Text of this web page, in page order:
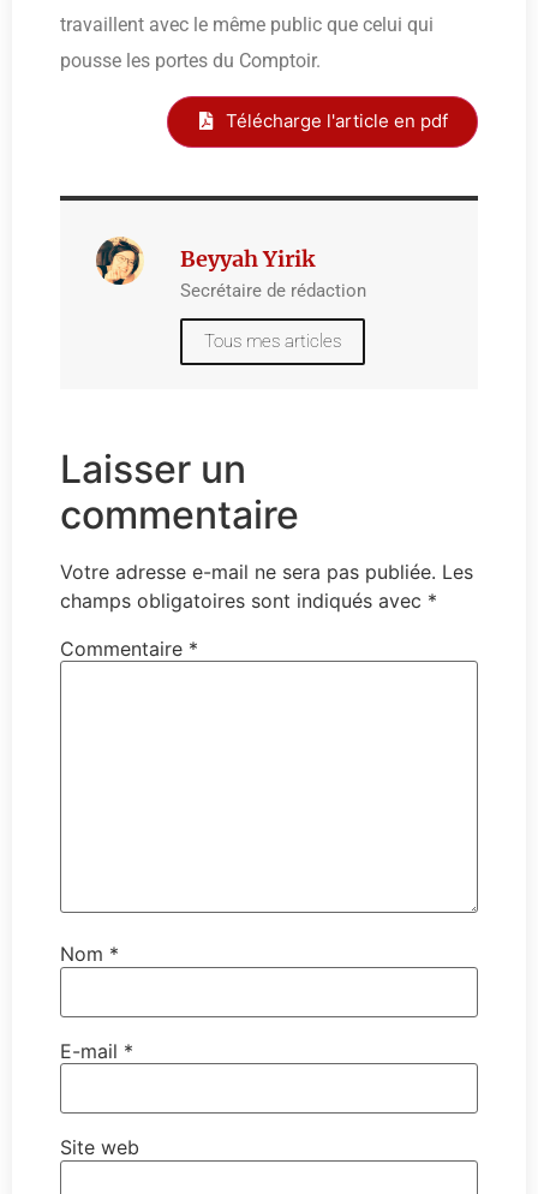
travaillent avec le même public que celui qui
pousse les portes du Comptoir.
Télécharge l'article en pdf
Beyyah Yirik
Secrétaire de rédaction
Tous mes articles
Laisser un
commentaire
Votre adresse e-mail ne sera pas publiée. Les
champs obligatoires sont indiqués avec *
Commentaire *
Nom *
E-mail *
Site web